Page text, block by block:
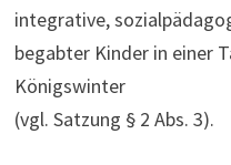
integrative,
begabter Kinder in einer
Königswinter
(vgl. Satzung § 2 Abs. 3).